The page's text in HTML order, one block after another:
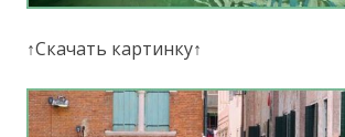
↑Скачать картинку↑